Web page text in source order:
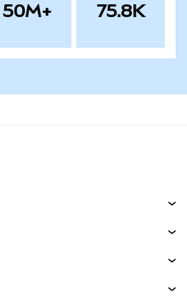
50M+ 75.8K